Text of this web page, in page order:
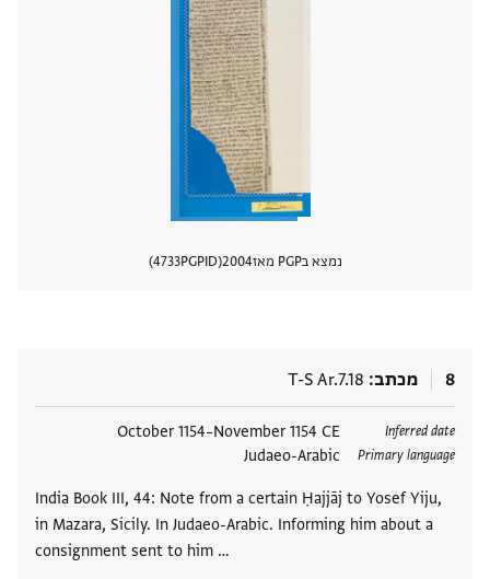
נמצא בPGP מאז 2004
PGPID
4733
8 מכתב T-S Ar.7.18
Inferred date
October 1154–November 1154 CE
Primary language
Judaeo-Arabic
India Book III, 44: Note from a certain Ḥajjāj to Yosef Yiju,
in Mazara, Sicily. In Judaeo-Arabic. Informing him about a
consignment sent to him …
תגים